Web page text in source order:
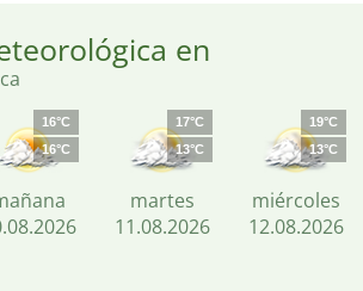
en
16°C
16°C
17°C
13°C
martes
11.08.2026
19°C
13°C
miércoles
12.08.2026